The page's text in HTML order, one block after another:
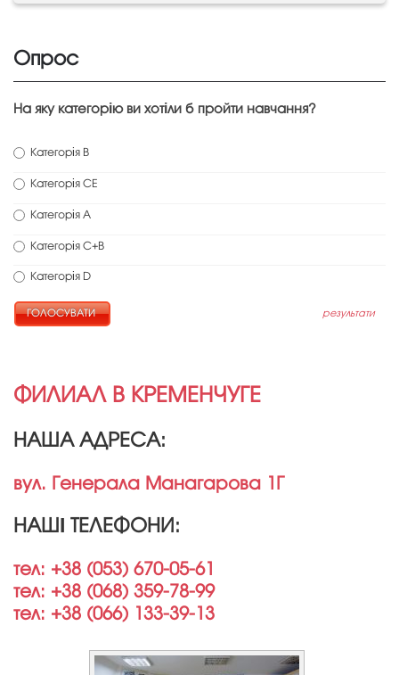
Опрос
На яку категорію ви хотіли б пройти навчання?
Категорія В
Категорія СЕ
Категорія А
Категорія С+В
Категорія D
результати
ФИЛИАЛ В КРЕМЕНЧУГЕ
НАША АДРЕСА:
вул. Генерала Манагарова 1Г
НАШІ ТЕЛЕФОНИ:
тел: +38 (053) 670-05-61
тел: +38 (068) 359-78-99
тел: +38 (066) 133-39-13